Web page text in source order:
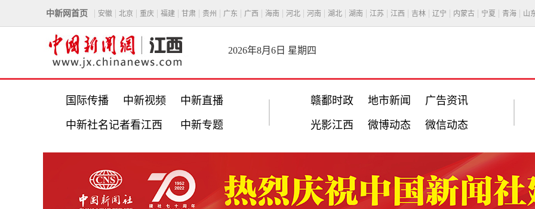
中新网首页 安徽 北京 重庆 福建 甘肃 贵州 广东 广西 海南 河北 河南 湖北 湖南 江苏 江西 吉林 辽宁 内蒙古 宁夏 青海 山
2026年8月6日 星期四
国际传播 中新视频 中新直播
中新社名记者看江西 中新专题
赣鄱时政 地市新闻 广告资讯
光影江西 微博动态 微信动态